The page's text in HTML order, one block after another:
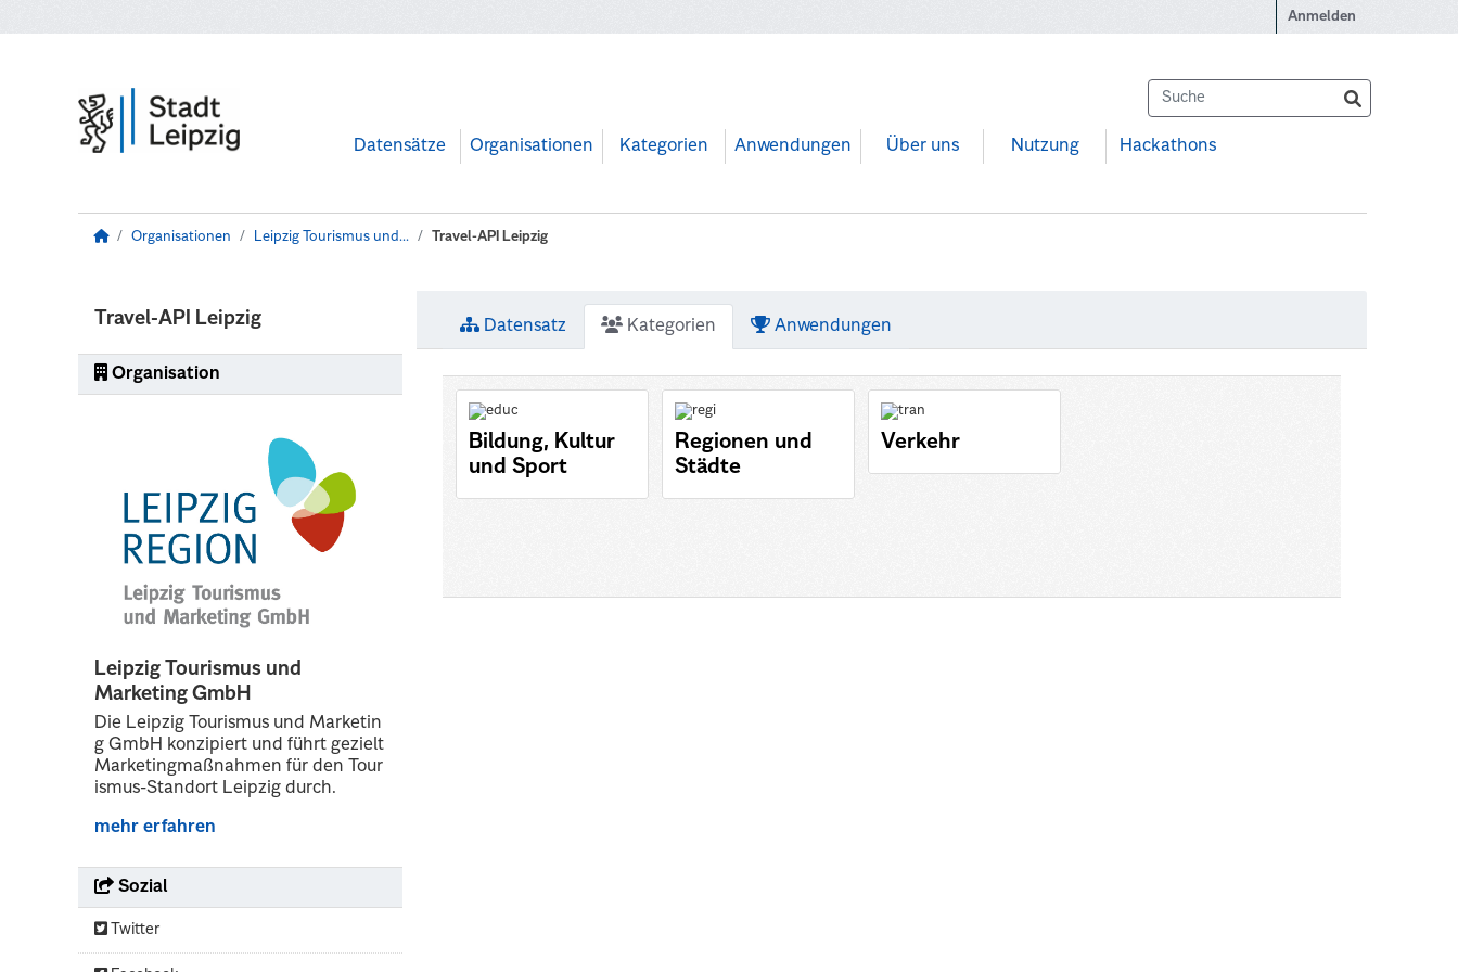
Anmelden
Datensätze Organisationen Kategorien Anwendungen Über uns Nutzung Hackathons
Organisationen Leipzig Tourismus und... Travel-API Leipzig
Travel-API Leipzig
Organisation
Leipzig Tourismus und
Marketing GmbH
Die Leipzig Tourismus und Marketin
g GmbH konzipiert und führt gezielt
Marketingmaßnahmen für den Tour
ismus-Standort Leipzig durch.
mehr erfahren
Sozial
Twitter
Datensatz Kategorien Anwendungen
Bildung, Kultur
und Sport
Regionen und
Städte
Verkehr